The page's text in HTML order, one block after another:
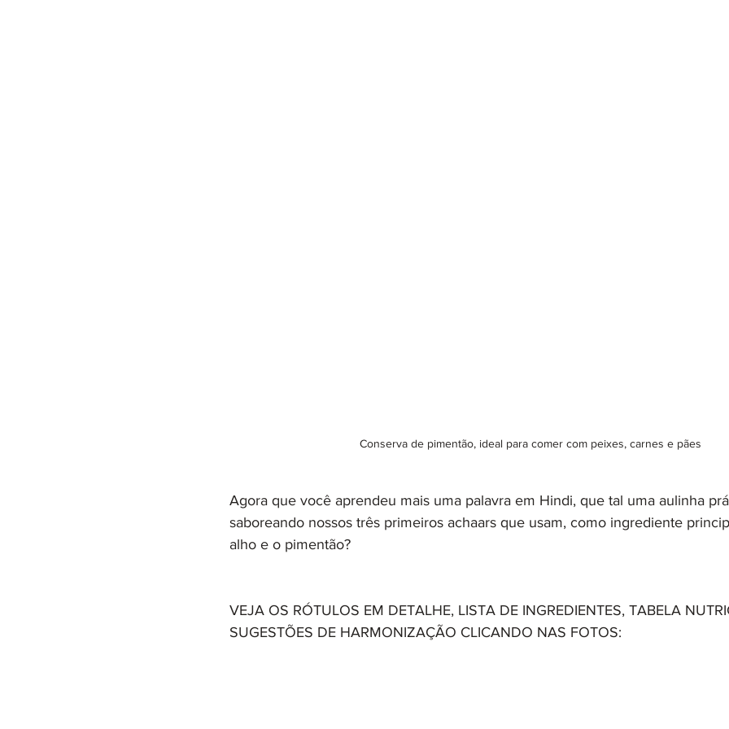
Conserva de pimentão, ideal para comer com peixes, carnes e pães
Agora que você aprendeu mais uma palavra em Hindi, que tal uma aulinha
saboreando nossos três primeiros achaars que usam, como ingrediente
alho e o pimentão?
VEJA OS RÓTULOS EM DETALHE, LISTA DE INGREDIENTES, TABELA
SUGESTÕES DE HARMONIZAÇÃO CLICANDO NAS FOTOS: